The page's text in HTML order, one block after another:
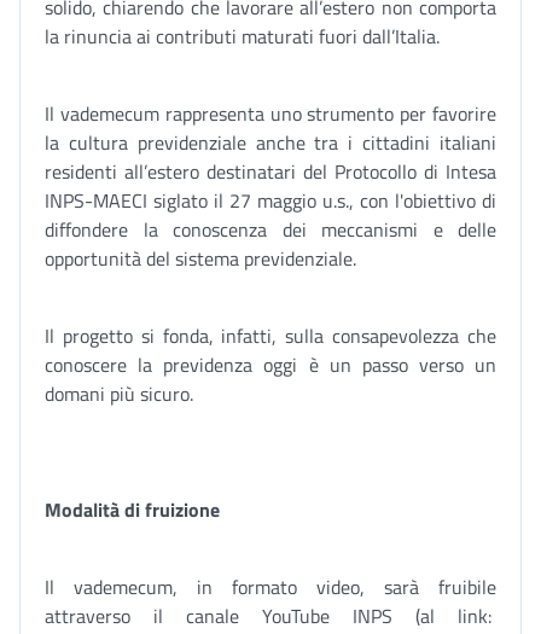
solido, chiarendo che lavorare all’estero non comporta
la rinuncia ai contributi maturati fuori dall’Italia.
Il vademecum rappresenta uno strumento per favorire
la cultura previdenziale anche tra i cittadini italiani
residenti all’estero destinatari del Protocollo di Intesa
INPS-MAECI siglato il 27 maggio u.s., con l'obiettivo di
diffondere la conoscenza dei meccanismi e delle
opportunità del sistema previdenziale.
Il progetto si fonda, infatti, sulla consapevolezza che
conoscere la previdenza oggi è un passo verso un
domani più sicuro.
Modalità di fruizione
Il vademecum, in formato video, sarà fruibile
attraverso il canale YouTube INPS (al link: